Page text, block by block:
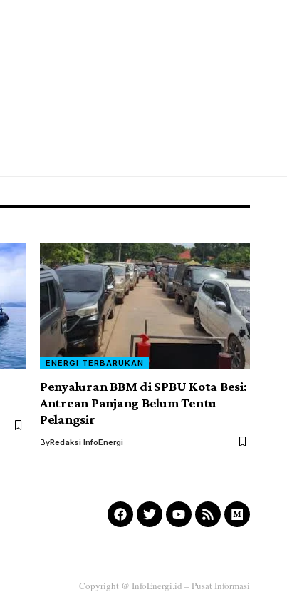
ENERGI TERBARUKAN
Penyaluran BBM di SPBU Kota Besi:
Antrean Panjang Belum Tentu
Pelangsir
ByRedaksi InfoEnergi
Copyright @ InfoEnergi.id – Pusat Informasi